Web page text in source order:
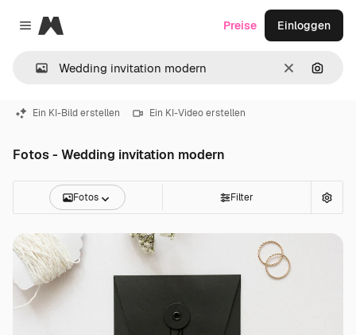
Close menu
Magnific
LöschenNach
Preise Einloggen
Ein KI-Bild erstellen Ein KI-Video erstellen
Fotos - Wedding invitation modern
Fotos Filter